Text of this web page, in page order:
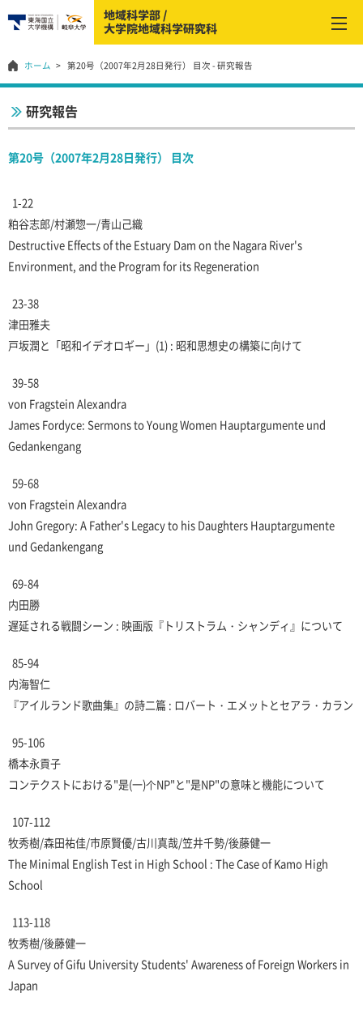
ホーム 第20号（2007年2月28日発行） 目次 - 研究報告
研究報告
第20号（2007年2月28日発行） 目次
1-22
粕谷志郎/村瀬惣一/青山己織
Destructive Effects of the Estuary Dam on the Nagara River's
Environment, and the Program for its Regeneration
23-38
津田雅夫
戸坂潤と「昭和イデオロギー」(1) : 昭和思想史の構築に向けて
39-58
von Fragstein Alexandra
James Fordyce: Sermons to Young Women Hauptargumente und
Gedankengang
59-68
von Fragstein Alexandra
John Gregory: A Father's Legacy to his Daughters Hauptargumente
und Gedankengang
69-84
内田勝
遅延される戦闘シーン : 映画版『トリストラム・シャンディ』について
85-94
内海智仁
『アイルランド歌曲集』の詩二篇 : ロバート・エメットとセアラ・カラン
95-106
橋本永貢子
コンテクストにおける"是(一)个NP"と"是NP"の意味と機能について
107-112
牧秀樹/森田祐佳/市原賢優/古川真哉/笠井千勢/後藤健一
The Minimal English Test in High School : The Case of Kamo High
School
113-118
牧秀樹/後藤健一
A Survey of Gifu University Students' Awareness of Foreign Workers in
Japan